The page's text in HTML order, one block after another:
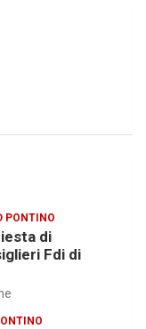
PONTINO
di
Fdi di